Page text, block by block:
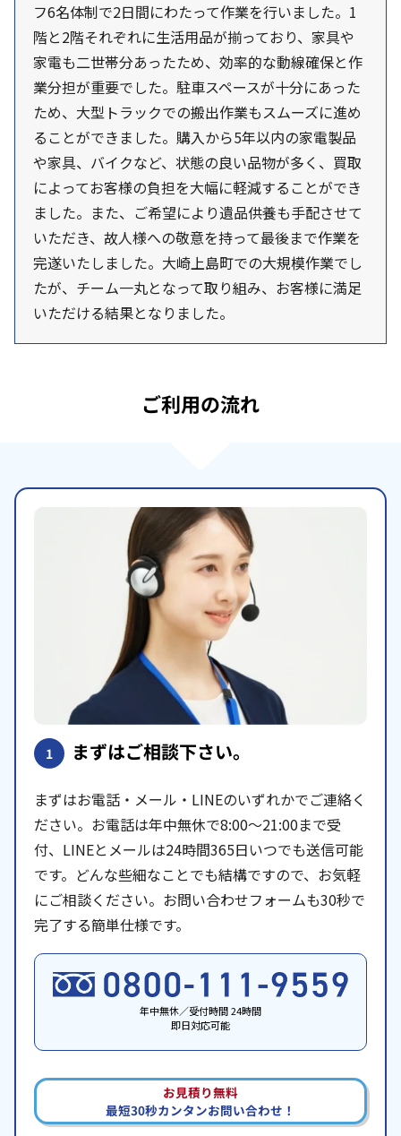
フ6名体制で2日間にわたって作業を行いました。1
階と2階それぞれに生活用品が揃っており、家具や
家電も二世帯分あったため、効率的な動線確保と作
業分担が重要でした。駐車スペースが十分にあった
ため、大型トラックでの搬出作業もスムーズに進め
ることができました。購入から5年以内の家電製品
や家具、バイクなど、状態の良い品物が多く、買取
によってお客様の負担を大幅に軽減することができ
ました。また、ご希望により遺品供養も手配させて
いただき、故人様への敬意を持って最後まで作業を
完遂いたしました。大崎上島町での大規模作業でし
たが、チーム一丸となって取り組み、お客様に満足
いただける結果となりました。
ご利用の流れ
1 まずはご相談下さい。
まずはお電話・メール・LINEのいずれかでご連絡く
ださい。お電話は年中無休で8:00〜21:00まで受
付、LINEとメールは24時間365日いつでも送信可能
です。どんな些細なことでも結構ですので、お気軽
にご相談ください。お問い合わせフォームも30秒で
完了する簡単仕様です。
年中無休／受付時間 24時間
即日対応可能
お見積り無料
最短30秒カンタンお問い合わせ！